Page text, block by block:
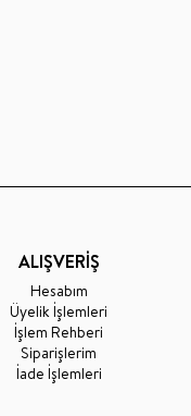
ALIŞVERİŞ
Hesabım
Üyelik İşlemleri
İşlem Rehberi
Siparişlerim
İade İşlemleri